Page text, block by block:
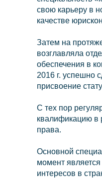
свою карьеру в
качестве
Затем на
возглавляла
обеспечения в
2016 г. успешно
присвоение
С тех пор
квалификацию в
права.
Основной
момент является
интересов в
+7
Я согласен(-на) сполитикой
Отправить